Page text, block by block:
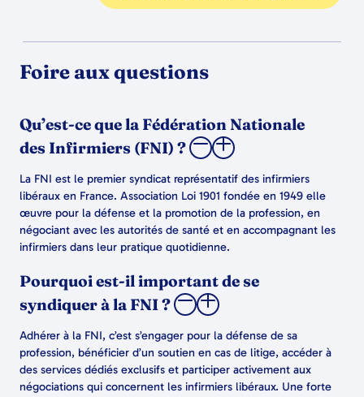
Foire aux questions
Qu’est-ce que la Fédération Nationale
des Infirmiers (FNI) ?
La FNI est le premier syndicat représentatif des infirmiers
libéraux en France. Association Loi 1901 fondée en 1949 elle
œuvre pour la défense et la promotion de la profession, en
négociant avec les autorités de santé et en accompagnant les
infirmiers dans leur pratique quotidienne.
Pourquoi est-il important de se
syndiquer à la FNI ?
Adhérer à la FNI, c’est s’engager pour la défense de sa
profession, bénéficier d’un soutien en cas de litige, accéder à
des services dédiés exclusifs et participer activement aux
négociations qui concernent les infirmiers libéraux. Une forte